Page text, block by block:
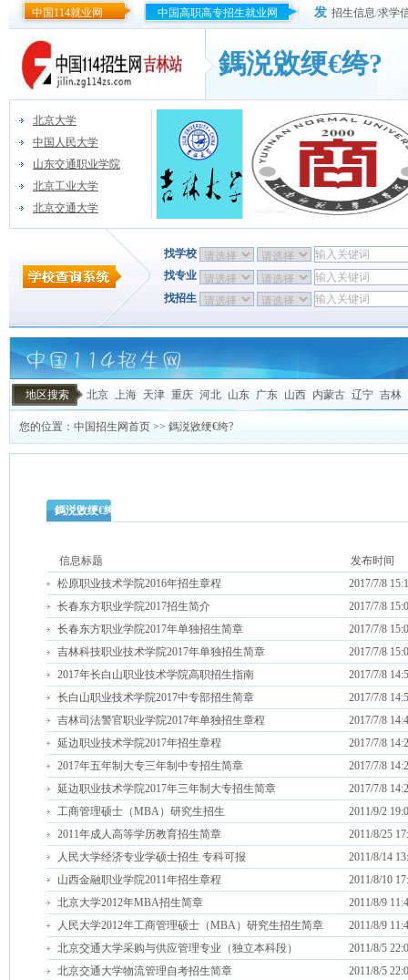
中国114就业网 中国高职高专招生就业网 发 招生信息/求学
鎷涚敓绠€绔?
北京大学
中国人民大学
山东交通职业学院
北京工业大学
北京交通大学
找学校
找专业
找招生
地区搜索 北京 上海 天津 重庆 河北 山东 广东 山西 内蒙古 辽宁 吉林
您的位置： 中国招生网首页 >> 鎷涚敓绠€绔?
鎷涚敓绠€绔?
信息标题
发布时间
松原职业技术学院2016年招生章程
2017/7/8
长春东方职业学院2017招生简介
2017/7/8
长春东方职业学院2017年单独招生简章
2017/7/8
吉林科技职业技术学院2017年单独招生简章
2017/7/8
2017年长白山职业技术学院高职招生指南
2017/7/8
长白山职业技术学院2017中专部招生简章
2017/7/8
吉林司法警官职业学院2017年单独招生章程
2017/7/8
延边职业技术学院2017年招生章程
2017/7/8
2017年五年制大专三年制中专招生简章
2017/7/8
延边职业技术学院2017年三年制大专招生简章
2017/7/8
工商管理硕士（MBA）研究生招生
2011/9/2
2011年成人高等学历教育招生简章
2011/8/25
人民大学经济专业学硕士招生 专科可报
2011/8/14
山西金融职业学院2011年招生章程
2011/8/10
北京大学2012年MBA招生简章
2011/8/9
人民大学2012年工商管理硕士（MBA）研究生招生简章
2011/8/9
北京交通大学采购与供应管理专业（独立本科段）
2011/8/5
北京交通大学物流管理自考招生简章
2011/8/5